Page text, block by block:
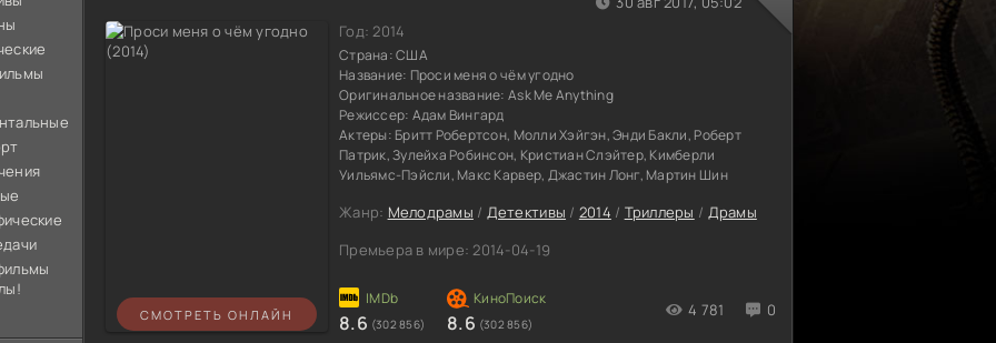
СМОТРЕТЬ ОНЛАЙН
Год:2014
Страна:США
Название: Проси меня о чём угодно
Оригинальное название: Ask Me Anything
Режиссер: Адам Вингард
Актеры: Бритт Робертсон, Молли Хэйгэн, Энди Бакли, Роберт
Патрик, Зулейха Робинсон, Кристиан Слэйтер, Кимберли
Уильямс-Пэйсли, Макс Карвер, Джастин Лонг, Мартин Шин
Жанр: Мелодрамы / Детективы / 2014 / Триллеры / Драмы
Премьера в мире: 2014-04-19
8.6 (302 856) 8.6 (302 856)
4 781 0